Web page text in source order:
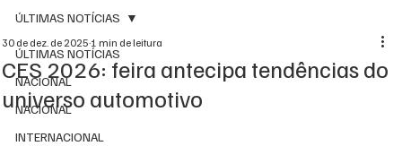
ÚLTIMAS NOTÍCIAS
NACIONAL
NACIONAL
INTERNACIONAL
ÚLTIMAS NOTÍCIAS
CES 2026: feira antecipa tendências do
universo automotivo
30 de dez. de 20251 min de leitura